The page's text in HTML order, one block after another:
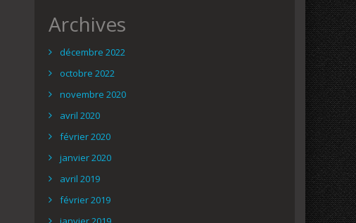
Archives
décembre 2022
octobre 2022
novembre 2020
avril 2020
février 2020
janvier 2020
avril 2019
février 2019